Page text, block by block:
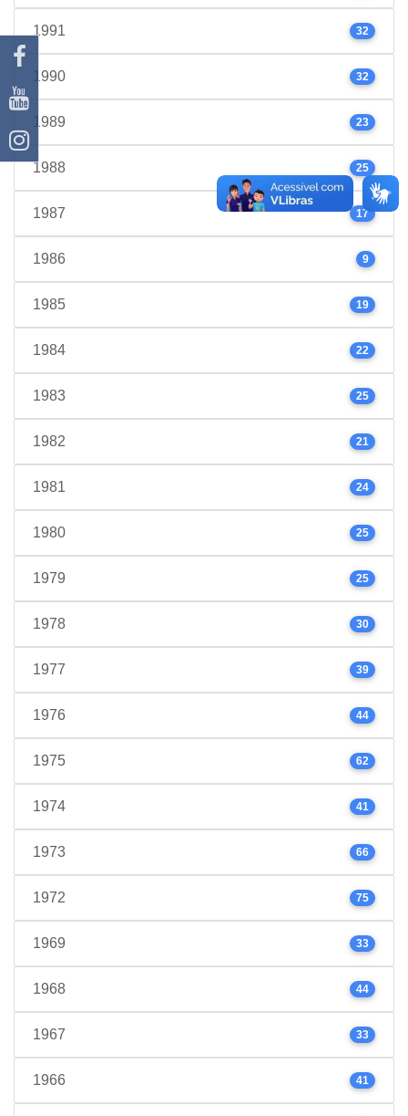
1991 32
1990 32
1989 23
1988 25
1987 17
1986 9
1985 19
1984 22
1983 25
1982 21
1981 24
1980 25
1979 25
1978 30
1977 39
1976 44
1975 62
1974 41
1973 66
1972 75
1969 33
1968 44
1967 33
1966 41